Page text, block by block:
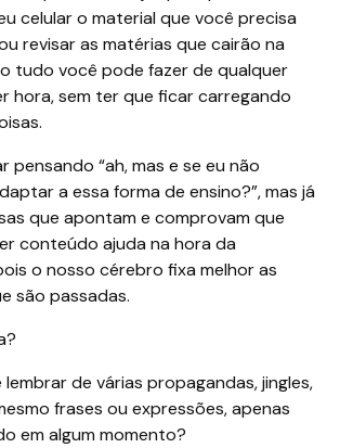
celular o material que você precisa
revisar as matérias que cairão na
tudo você pode fazer de qualquer
hora, sem ter que ficar carregando
pensando “ah, mas e se eu não
a essa forma de ensino?”, mas já
que apontam e comprovam que
conteúdo ajuda na hora da
o nosso cérebro fixa melhor as
são passadas.
de várias propagandas, jingles,
frases ou expressões, apenas
em algum momento?